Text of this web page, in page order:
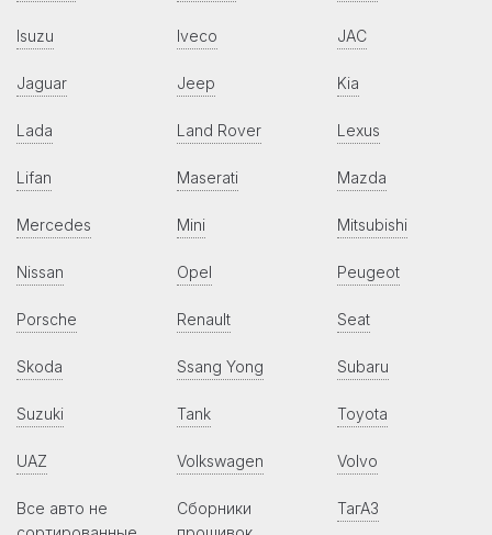
Isuzu Iveco JAC
Jaguar Jeep Kia
Lada Land Rover Lexus
Lifan Maserati Mazda
Mercedes Mini Mitsubishi
Nissan Opel Peugeot
Porsche Renault Seat
Skoda Ssang Yong Subaru
Suzuki Tank Toyota
UAZ Volkswagen Volvo
Все авто не
Сборники
ТагАЗ